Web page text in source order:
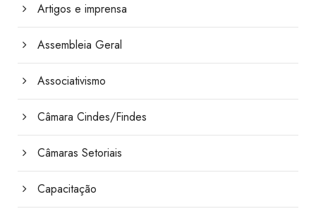
Artigos e imprensa
Assembleia Geral
Associativismo
Câmara Cindes/Findes
Câmaras Setoriais
Capacitação